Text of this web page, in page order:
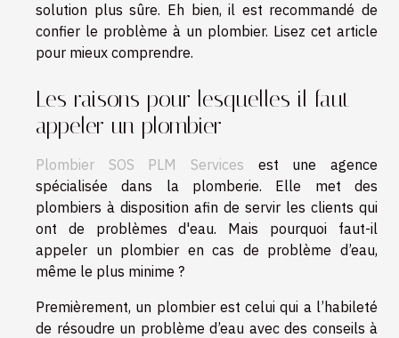
solution plus sûre. Eh bien, il est recommandé de
confier le problème à un plombier. Lisez cet article
pour mieux comprendre.
Les raisons pour lesquelles il faut
appeler un plombier
Plombier SOS PLM Services est une agence
spécialisée dans la plomberie. Elle met des
plombiers à disposition afin de servir les clients qui
ont de problèmes d'eau. Mais pourquoi faut-il
appeler un plombier en cas de problème d’eau,
même le plus minime ?
Premièrement, un plombier est celui qui a l’habileté
de résoudre un problème d’eau avec des conseils à